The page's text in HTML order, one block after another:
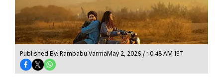
Published By: Rambabu VarmaMay 2, 2026 / 10:48 AM IST